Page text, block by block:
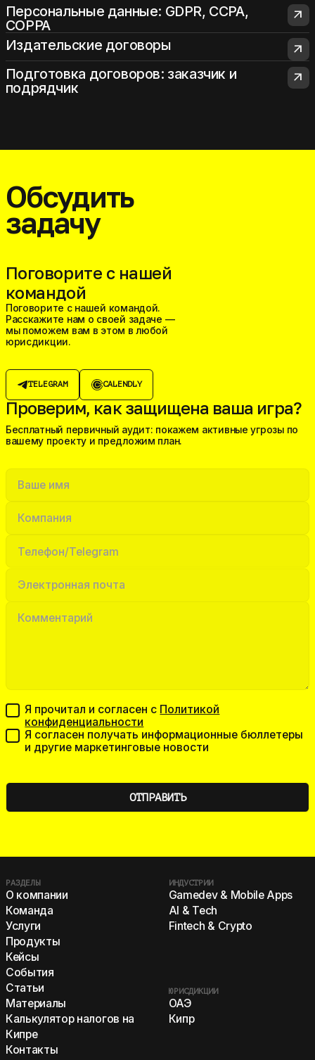
Персональные данные: GDPR, CCPA,
COPPA
arrow_outward
Издательские договоры arrow_outward
Подготовка договоров: заказчик и
подрядчик
arrow_outward
Обсудить
задачу
Поговорите с нашей
командой
Поговорите с нашей командой.
Расскажите нам о своей задаче —
мы поможем вам в этом в любой
юрисдикции.
TELEGRAM CALENDLY
Проверим, как защищена ваша игра?
Бесплатный первичный аудит: покажем активные угрозы по
вашему проекту и предложим план.
Я прочитал и согласен с Политикой
конфиденциальности
Я согласен получать информационные бюллетеры
и другие маркетинговые новости
РАЗДЕЛЫ
О компании
Команда
Услуги
Продукты
Кейсы
События
Статьи
Материалы
Калькулятор налогов на
Кипре
Контакты
ИНДУСТРИИ
Gamedev & Mobile Apps
AI & Tech
Fintech & Crypto
ЮРИСДИКЦИИ
ОАЭ
Кипр